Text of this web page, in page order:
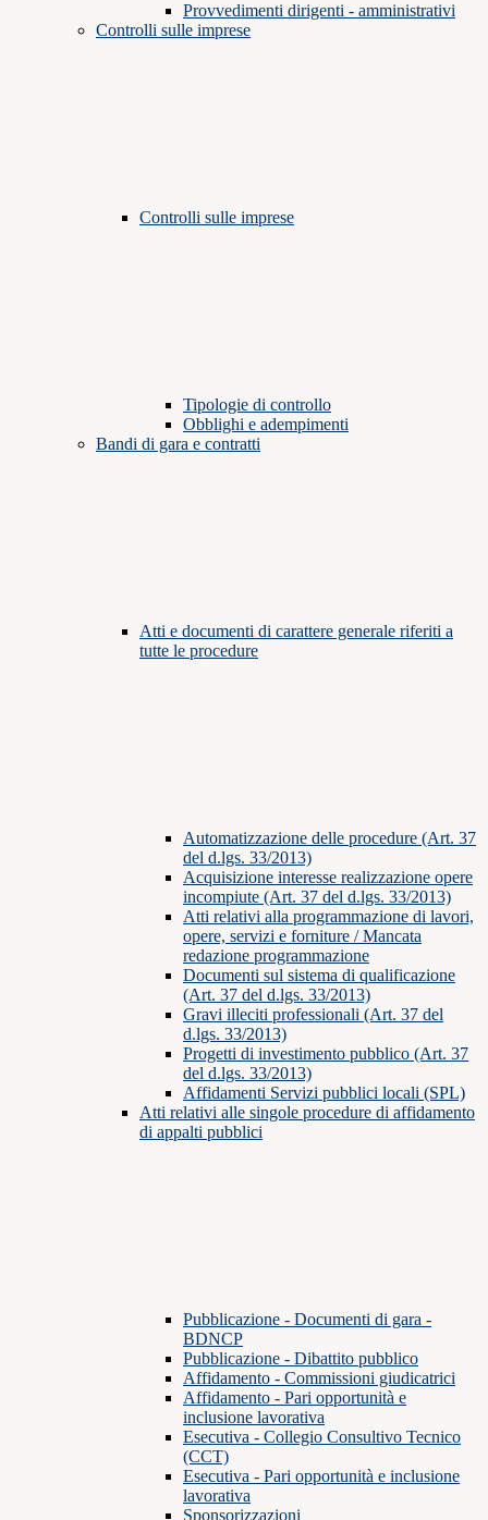
Provvedimenti dirigenti - amministrativi
Controlli sulle imprese
Controlli sulle imprese
Tipologie di controllo
Obblighi e adempimenti
Bandi di gara e contratti
Atti e documenti di carattere generale riferiti a
tutte le procedure
Automatizzazione delle procedure (Art. 37
del d.lgs. 33/2013)
Acquisizione interesse realizzazione opere
incompiute (Art. 37 del d.lgs. 33/2013)
Atti relativi alla programmazione di lavori,
opere, servizi e forniture / Mancata
redazione programmazione
Documenti sul sistema di qualificazione
(Art. 37 del d.lgs. 33/2013)
Gravi illeciti professionali (Art. 37 del
d.lgs. 33/2013)
Progetti di investimento pubblico (Art. 37
del d.lgs. 33/2013)
Affidamenti Servizi pubblici locali (SPL)
Atti relativi alle singole procedure di affidamento
di appalti pubblici
Pubblicazione - Documenti di gara -
BDNCP
Pubblicazione - Dibattito pubblico
Affidamento - Commissioni giudicatrici
Affidamento - Pari opportunità e
inclusione lavorativa
Esecutiva - Collegio Consultivo Tecnico
(CCT)
Esecutiva - Pari opportunità e inclusione
lavorativa
Sponsorizzazioni